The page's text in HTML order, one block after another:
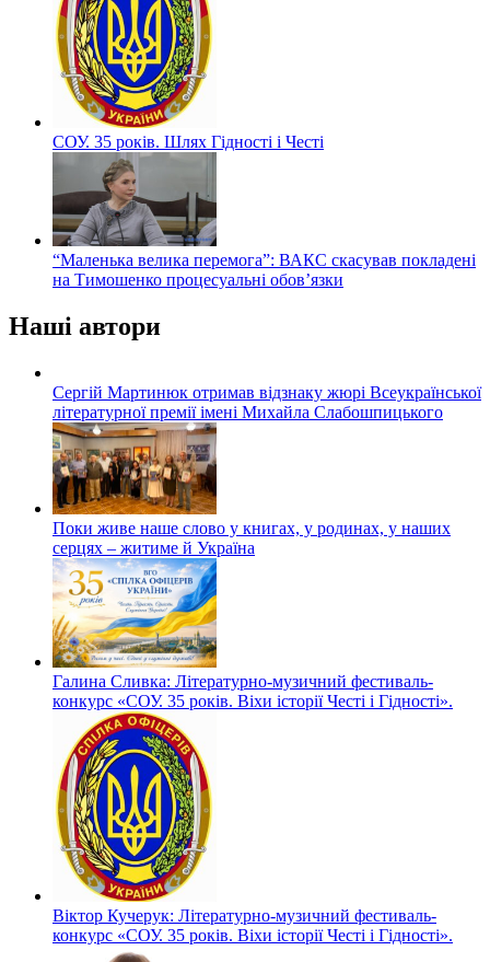
СОУ. 35 років. Шлях Гідності і Честі
“Маленька велика перемога”: ВАКС скасував покладені
на Тимошенко процесуальні обов’язки
Наші автори
Сергій Мартинюк отримав відзнаку жюрі Всеукраїнської
літературної премії імені Михайла Слабошпицького
Поки живе наше слово у книгах, у родинах, у наших
серцях – житиме й Україна
Галина Сливка: Літературно-музичний фестиваль-
конкурс «СОУ. 35 років. Віхи історії Честі і Гідності».
Віктор Кучерук: Літературно-музичний фестиваль-
конкурс «СОУ. 35 років. Віхи історії Честі і Гідності».